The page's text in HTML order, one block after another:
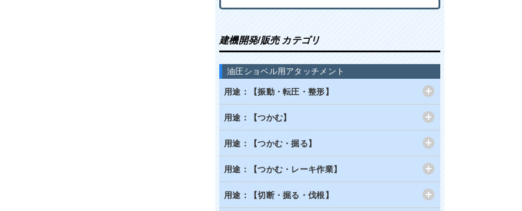
建機開発/販売 カテゴリ
油圧ショベル用アタッチメント
用途：【振動・転圧・整形】
用途：【つかむ】
用途：【つかむ・掘る】
用途：【つかむ・レーキ作業】
用途：【切断・掘る・伐根】